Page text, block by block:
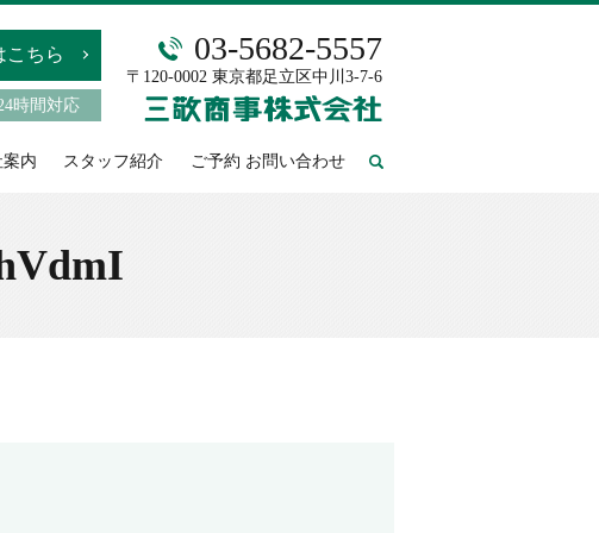
内 スタッフ紹介 ご予約 お問い合わせ search
こちら
時間対応
03-5682-5557
〒120-0002 東京都足立区中川3-7-6